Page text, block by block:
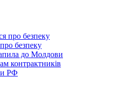
безпеку
до Молдови
контрактників
РФ